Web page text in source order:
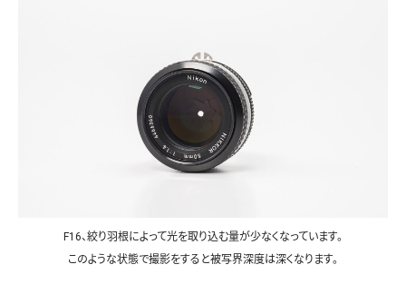
F16、絞り羽根によって光を取り込む量が少なくなっています。
このような状態で撮影をすると被写界深度は深くなります。